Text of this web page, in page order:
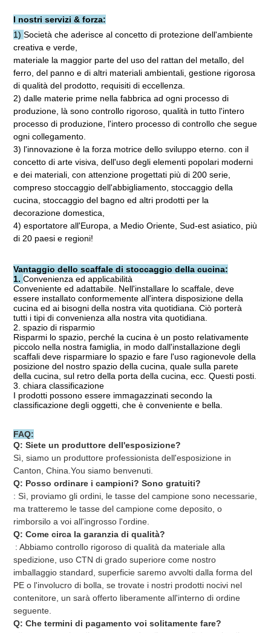
I nostri servizi & forza:
1) Società che aderisce al concetto di protezione dell'ambiente
creativa e verde,
materiale la maggior parte del uso del rattan del metallo, del
ferro, del panno e di altri materiali ambientali, gestione rigorosa
di qualità del prodotto, requisiti di eccellenza.
2) dalle materie prime nella fabbrica ad ogni processo di
produzione, là sono controllo rigoroso, qualità in tutto l'intero
processo di produzione, l'intero processo di controllo che segue
ogni collegamento.
3) l'innovazione è la forza motrice dello sviluppo eterno. con il
concetto di arte visiva, dell'uso degli elementi popolari moderni
e dei materiali, con attenzione progettati più di 200 serie,
compreso stoccaggio dell'abbigliamento, stoccaggio della
cucina, stoccaggio del bagno ed altri prodotti per la
decorazione domestica,
4) esportatore all'Europa, a Medio Oriente, Sud-est asiatico, più
di 20 paesi e regioni!
Vantaggio dello scaffale di stoccaggio della cucina:
1. Convenienza ed applicabilità
Conveniente ed adattabile. Nell'installare lo scaffale, deve
essere installato conformemente all'intera disposizione della
cucina ed ai bisogni della nostra vita quotidiana. Ciò porterà
tutti i tipi di convenienza alla nostra vita quotidiana.
2. spazio di risparmio
Risparmi lo spazio, perché la cucina è un posto relativamente
piccolo nella nostra famiglia, in modo dall'installazione degli
scaffali deve risparmiare lo spazio e fare l'uso ragionevole della
posizione del nostro spazio della cucina, quale sulla parete
della cucina, sul retro della porta della cucina, ecc. Questi posti.
3. chiara classificazione
I prodotti possono essere immagazzinati secondo la
classificazione degli oggetti, che è conveniente e bella.
FAQ:
Q: Siete un produttore dell'esposizione?
Sì, siamo un produttore professionista dell'esposizione in
Canton, China.You siamo benvenuti.
Q: Posso ordinare i campioni? Sono gratuiti?
: Sì, proviamo gli ordini, le tasse del campione sono necessarie,
ma tratteremo le tasse del campione come deposito, o
rimborsilo a voi all'ingrosso l'ordine.
Q: Come circa la garanzia di qualità?
: Abbiamo controllo rigoroso di qualità da materiale alla
spedizione, uso CTN di grado superiore come nostro
imballaggio standard, superficie saremo avvolti dalla forma del
PE o l'involucro di bolla, se trovate i nostri prodotti nocivi nel
contenitore, un sarà offerto liberamente all'interno di ordine
seguente.
Q: Che termini di pagamento voi solitamente fare?